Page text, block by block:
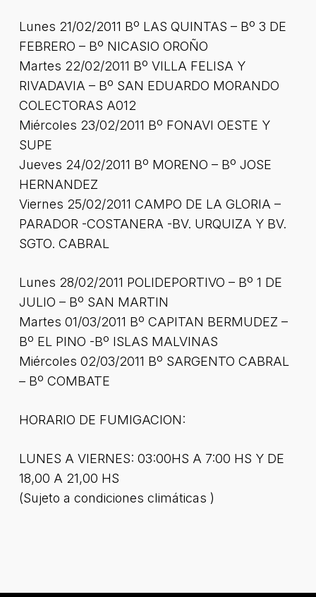
Lunes 21/02/2011 Bº LAS QUINTAS – Bº 3 DE
FEBRERO – Bº NICASIO OROÑO
Martes 22/02/2011 Bº VILLA FELISA Y
RIVADAVIA – Bº SAN EDUARDO MORANDO
COLECTORAS A012
Miércoles 23/02/2011 Bº FONAVI OESTE Y
SUPE
Jueves 24/02/2011 Bº MORENO – Bº JOSE
HERNANDEZ
Viernes 25/02/2011 CAMPO DE LA GLORIA –
PARADOR -COSTANERA -BV. URQUIZA Y BV.
SGTO. CABRAL
Lunes 28/02/2011 POLIDEPORTIVO – Bº 1 DE
JULIO – Bº SAN MARTIN
Martes 01/03/2011 Bº CAPITAN BERMUDEZ –
Bº EL PINO -Bº ISLAS MALVINAS
Miércoles 02/03/2011 Bº SARGENTO CABRAL
– Bº COMBATE
HORARIO DE FUMIGACION:
LUNES A VIERNES: 03:00HS A 7:00 HS Y DE
18,00 A 21,00 HS
(Sujeto a condiciones climáticas )